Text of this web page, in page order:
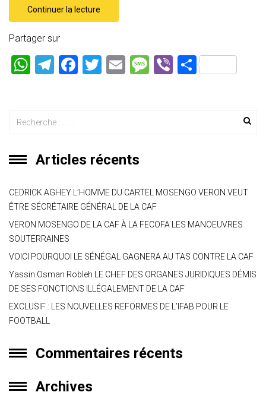
Continuer la lecture
Partager sur
W
s
p
T
gr
m
F
ok
T
E
M
Vi P
Articles récents
CEDRICK AGHEY L’HOMME DU CARTEL MOSENGO VERON VEUT
ÊTRE SÉCRÉTAIRE GÉNÉRAL DE LA CAF
VERON MOSENGO DE LA CAF À LA FECOFA LES MANOEUVRES
SOUTERRAINES
VOICI POURQUOI LE SÉNÉGAL GAGNERA AU TAS CONTRE LA CAF
Yassin Osman Robleh LE CHEF DES ORGANES JURIDIQUES DÉMIS
DE SES FONCTIONS ILLÉGALEMENT DE LA CAF
EXCLUSIF : LES NOUVELLES REFORMES DE L’IFAB POUR LE
FOOTBALL
Commentaires récents
Archives